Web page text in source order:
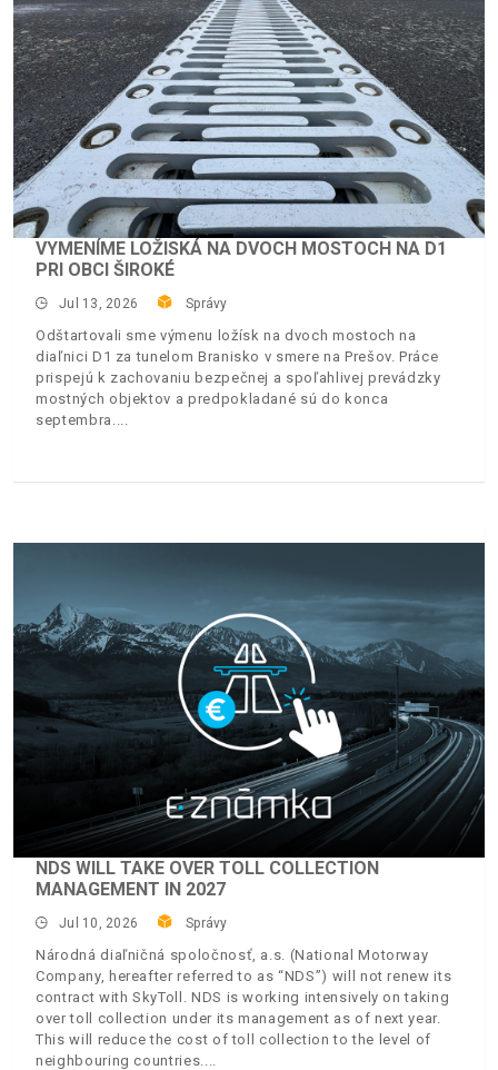
VYMENÍME LOŽISKÁ NA DVOCH MOSTOCH NA D1
PRI OBCI ŠIROKÉ
Jul 13, 2026 Správy
Odštartovali sme výmenu ložísk na dvoch mostoch na
diaľnici D1 za tunelom Branisko v smere na Prešov. Práce
prispejú k zachovaniu bezpečnej a spoľahlivej prevádzky
mostných objektov a predpokladané sú do konca
septembra.
NDS WILL TAKE OVER TOLL COLLECTION
MANAGEMENT IN 2027
Jul 10, 2026 Správy
Národná diaľničná spoločnosť, a.s. (National Motorway
Company, hereafter referred to as “NDS”) will not renew its
contract with SkyToll. NDS is working intensively on taking
over toll collection under its management as of next year.
This will reduce the cost of toll collection to the level of
neighbouring countries.